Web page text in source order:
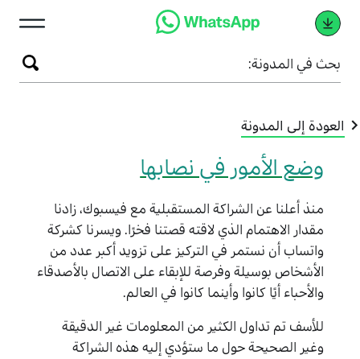
في المدونة:
إلى المدونة
وضع الأمور في نصابها
منذ أعلنا عن الشراكة المستقبلية مع فيسبوك، زادنا
مقدار الاهتمام الذي لاقته قصتنا فخرًا. ويسرنا كشركة
واتساب أن نستمر في التركيز على تزويد أكبر عدد من
الأشخاص بوسيلة وفرصة للإبقاء على الاتصال بالأصدقاء
والأحباء أيًا كانوا وأينما كانوا في العالم.
للأسف تم تداول الكثير من المعلومات غير الدقيقة
وغير الصحيحة حول ما ستؤدي إليه هذه الشراكة